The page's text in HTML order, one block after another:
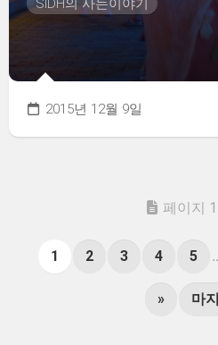
SIDH의 사는이야기
2015년 12월 9일
페이지
1 2 3 4 5
» 마